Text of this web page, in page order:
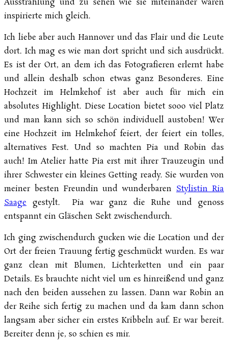
Ausstrahlung und zu sehen wie sie miteinander waren
inspirierte mich gleich.
Ich liebe aber auch Hannover und das Flair und die Leute
dort. Ich mag es wie man dort spricht und sich ausdrückt.
Es ist der Ort, an dem ich das Fotografieren erlernt habe
und allein deshalb schon etwas ganz Besonderes. Eine
Hochzeit im Helmkehof ist aber auch für mich ein
absolutes Highlight. Diese Location bietet sooo viel Platz
und man kann sich so schön individuell austoben! Wer
eine Hochzeit im Helmkehof feiert, der feiert ein tolles,
alternatives Fest. Und so machten Pia und Robin das
auch! Im Atelier hatte Pia erst mit ihrer Trauzeugin und
ihrer Schwester ein kleines Getting ready. Sie wurden von
meiner besten Freundin und wunderbaren Stylistin Ria
Saage gestylt. Pia war ganz die Ruhe und genoss
entspannt ein Gläschen Sekt zwischendurch.
Ich ging zwischendurch gucken wie die Location und der
Ort der freien Trauung fertig geschmückt wurden. Es war
ganz clean mit Blumen, Lichterketten und ein paar
Details. Es brauchte nicht viel um es hinreißend und ganz
nach den beiden aussehen zu lassen. Dann war Robin an
der Reihe sich fertig zu machen und da kam dann schon
langsam aber sicher ein erstes Kribbeln auf. Er war bereit.
Bereiter denn je, so schien es mir.